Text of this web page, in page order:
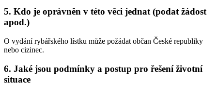
5. Kdo je oprávněn v této věci jednat (podat žádost
apod.)
O vydání rybářského lístku může požádat občan České republiky
nebo cizinec.
6. Jaké jsou podmínky a postup pro řešení životní
situace